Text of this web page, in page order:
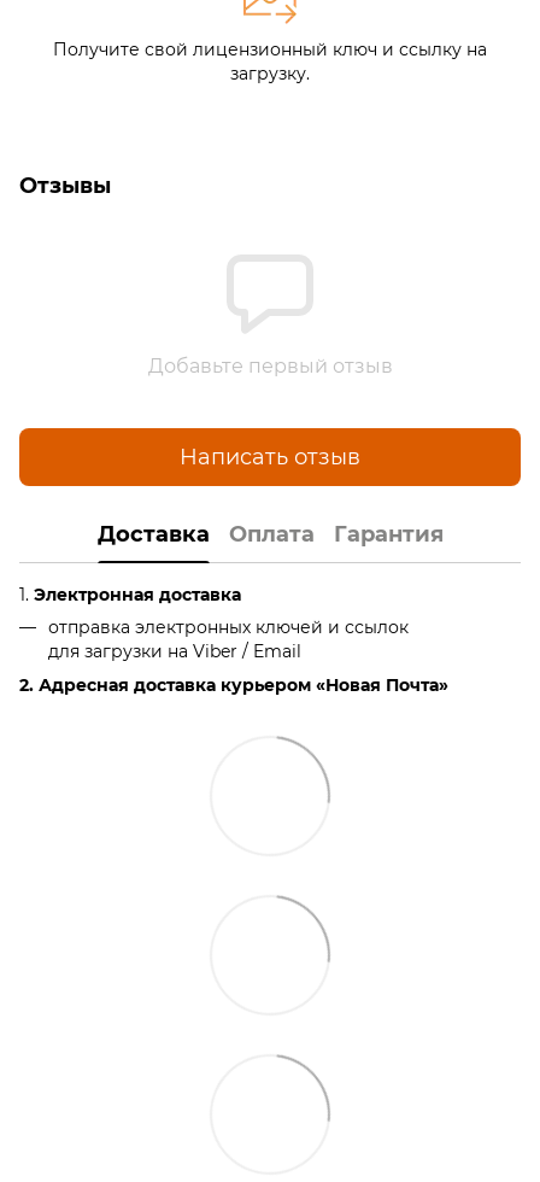
Получите свой лицензионный ключ и ссылку на
загрузку.
Отзывы
Добавьте первый отзыв
Написать отзыв
Доставка Оплата Гарантия
1. Электронная доставка
отправка электронных ключей и ссылок
для загрузки на Viber / Email
2. Адресная доставка курьером «Новая Почта»